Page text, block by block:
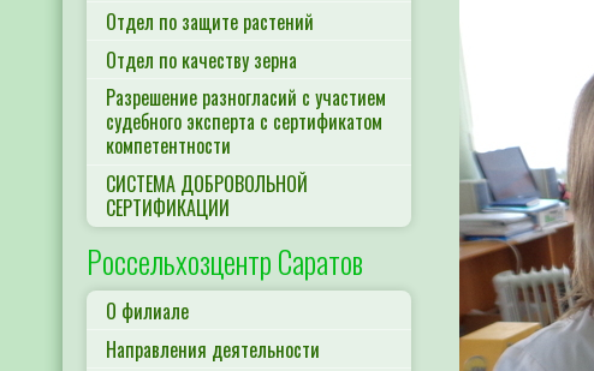
Отдел по защите растений
Отдел по качеству зерна
Разрешение разногласий с участием
судебного эксперта с сертификатом
компетентности
СИСТЕМА ДОБРОВОЛЬНОЙ
СЕРТИФИКАЦИИ
Россельхозцентр Саратов
О филиале
Направления деятельности